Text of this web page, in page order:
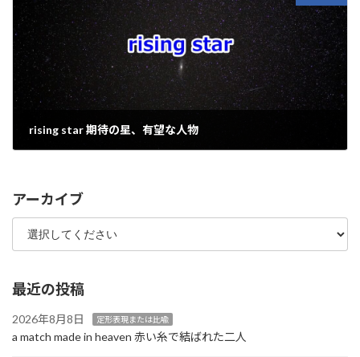
rising star 期待の星、有望な人物
アーカイブ
最近の投稿
2026年8月8日 定形表現または比喩
a match made in heaven 赤い糸で結ばれた二人